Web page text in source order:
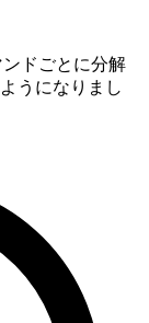
ンドごとに分解
うになりまし